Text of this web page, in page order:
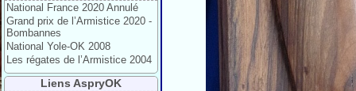
National France 2020 Annulé
Grand prix de l’Armistice 2020 -
Bombannes
National Yole-OK 2008
Les régates de l’Armistice 2004
Liens AspryOK